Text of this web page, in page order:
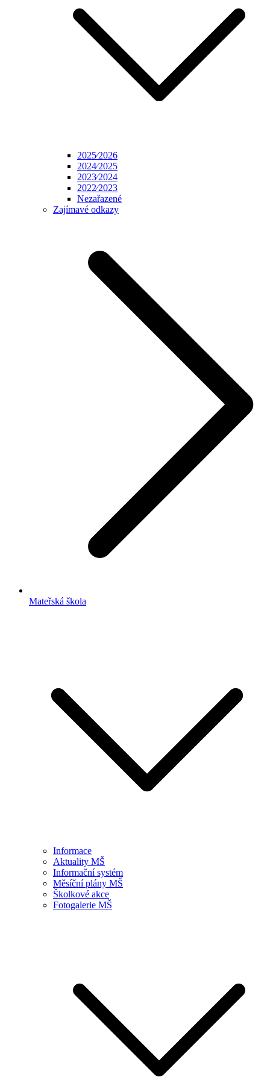
2025⁄2026
2024⁄2025
2023⁄2024
2022⁄2023
Nezařazené
Zajímavé odkazy
Mateřská škola
Informace
Aktuality MŠ
Informační systém
Měsíční plány MŠ
Školkové akce
Fotogalerie MŠ